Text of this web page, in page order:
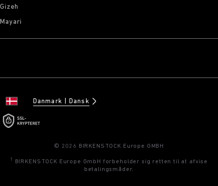
Gizeh
Mayari
Danmark Dansk
© 2026 BIRKENSTOCK Europe GMBH
1
BIRKENSTOCK Europe GmbH forbeholder sig retten til at afvise
betalingsmåder.